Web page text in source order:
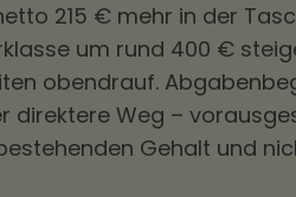
215 € mehr in der
um rund 400 €
obendrauf.
direktere Weg –
Gehalt und